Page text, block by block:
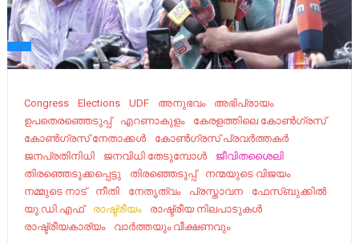
Congress Elections UDF അനുഭവം
അഭിപ്രായം
ഉ​പ​തെ​ര​ഞ്ഞെ​ടു​പ്പ്
എറണാകുളം
കേരളത്തിലെ കോൺഗ്രസ്
കോൺഗ്രസ് നേതാക്കൾ
കോൺഗ്രസ്‌ പ്രവർത്തകർ
ജനപ്രതിനിധി
ജനവിധി തേടുമ്പോൾ
ജീവിതശൈലി
തിരഞ്ഞെടുക്കപ്പെട്ടു
തിരഞ്ഞെടുപ്പ്
നന്മയുടെ വിജയം
നമ്മുടെ നാട്‌
നീതി നേതൃത്വം പ്രസ്താവന
ഫേസ്ബുക്കിൽ
യു.ഡി.എഫ്
രാഷ്ട്രീയം
രാഷ്ട്രീയ നിലപാടുകൾ
രാ​ഷ്ട്രീ​യ​കാര്യം
വാർത്തയും വീക്ഷണവും